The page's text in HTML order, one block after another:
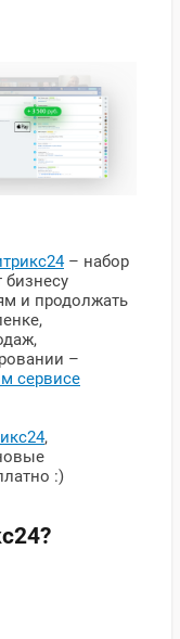
– набор
и продолжать
–
сервисе
,
:)